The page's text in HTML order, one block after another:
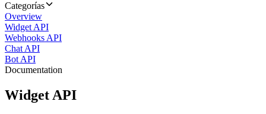
Categorías
Overview
Widget API
Webhooks API
Chat API
Bot API
Documentation
Widget API